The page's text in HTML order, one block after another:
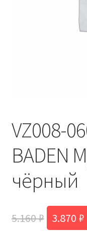
VZ008-
BADEN
чёрный
5.160₽ 3.870 ₽